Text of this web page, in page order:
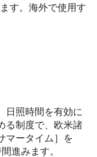
す。海外で使用す
日照時間を有効に
る制度で、欧米諸
マータイム］を
進みます。